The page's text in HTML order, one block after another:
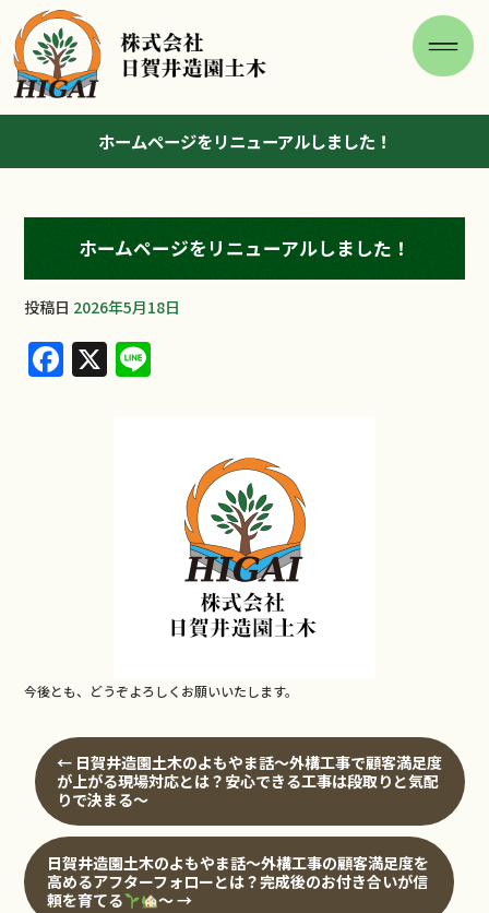
ホームページをリニューアルしました！
ホームページをリニューアルしました！
投稿日 2026年5月18日
F X
今後とも、どうぞよろしくお願いいたします。
← 日賀井造園土木のよもやま話～外構工事で顧客満足度
が上がる現場対応とは？安心できる工事は段取りと気配
りで決まる‍～
日賀井造園土木のよもやま話～外構工事の顧客満足度を
高めるアフターフォローとは？完成後のお付き合いが信
頼を育てる
～→